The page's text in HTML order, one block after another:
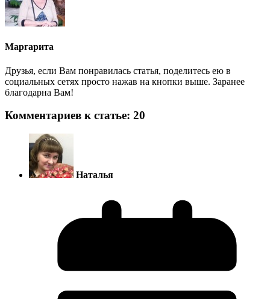
Маргарита
Друзья, если Вам понравилась статья, поделитесь ею в
социальных сетях просто нажав на кнопки выше. Заранее
благодарна Вам!
Комментариев к статье: 20
Наталья